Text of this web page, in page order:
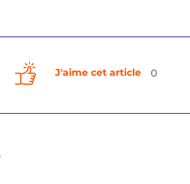
J'aime cet article 0